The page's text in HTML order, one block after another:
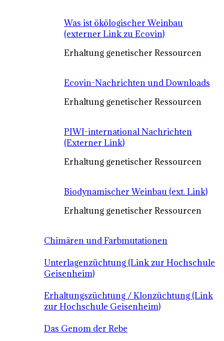
Was ist ökölogischer Weinbau
(externer Link zu Ecovin)
Erhaltung genetischer Ressourcen
Ecovin-Nachrichten und Downloads
Erhaltung genetischer Ressourcen
PIWI-international Nachrichten
(Externer Link)
Erhaltung genetischer Ressourcen
Biodynamischer Weinbau (ext. Link)
Erhaltung genetischer Ressourcen
Chimären und Farbmutationen
Unterlagenzüchtung (Link zur Hochschule
Geisenheim)
Erhaltungszüchtung / Klonzüchtung (Link
zur Hochschule Geisenheim)
Das Genom der Rebe